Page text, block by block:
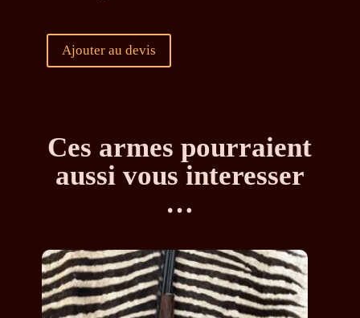
Ajouter au devis
Ces armes pourraient
aussi vous interesser
…